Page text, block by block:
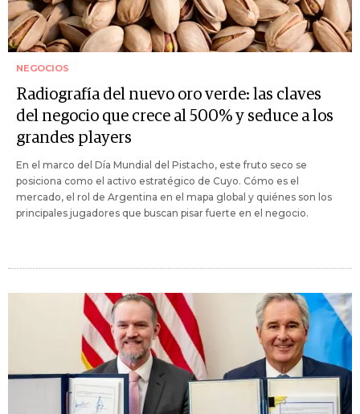
NEGOCIOS
Radiografía del nuevo oro verde: las claves
del negocio que crece al 500% y seduce a los
grandes players
En el marco del Día Mundial del Pistacho, este fruto seco se
posiciona como el activo estratégico de Cuyo. Cómo es el
mercado, el rol de Argentina en el mapa global y quiénes son los
principales jugadores que buscan pisar fuerte en el negocio.